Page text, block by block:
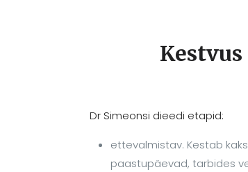
Kestvus
Dr Simeonsi dieedi etapid:
ettevalmistav. Kestab
paastupäevad, tarbides